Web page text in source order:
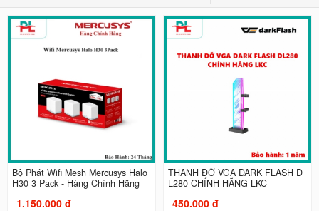
Bộ Phát Wifi Mesh Mercusys Halo
H30 3 Pack - Hàng Chính Hãng
1.150.000 đ
THANH ĐỠ VGA DARK FLASH D
L280 CHÍNH HÃNG LKC
450.000 đ